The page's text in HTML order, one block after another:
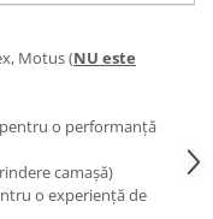
Motus (NU este
o performanță
camașă)
o experiență de